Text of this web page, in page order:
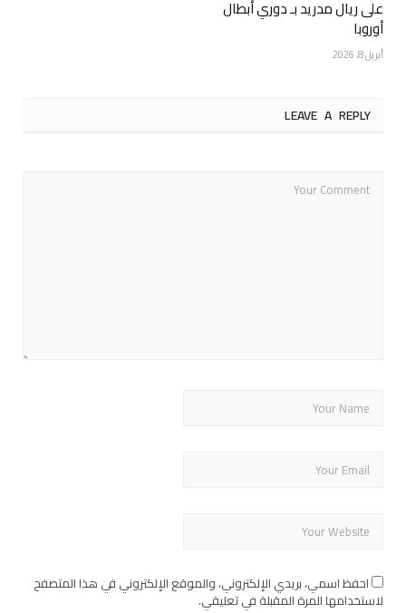
على ريال مدريد بـ دوري أبطال
أوروبا
أبريل 8, 2026
LEAVE A REPLY
احفظ اسمي، بريدي الإلكتروني، والموقع الإلكتروني في هذا المتصفح
لاستخدامها المرة المقبلة في تعليقي.